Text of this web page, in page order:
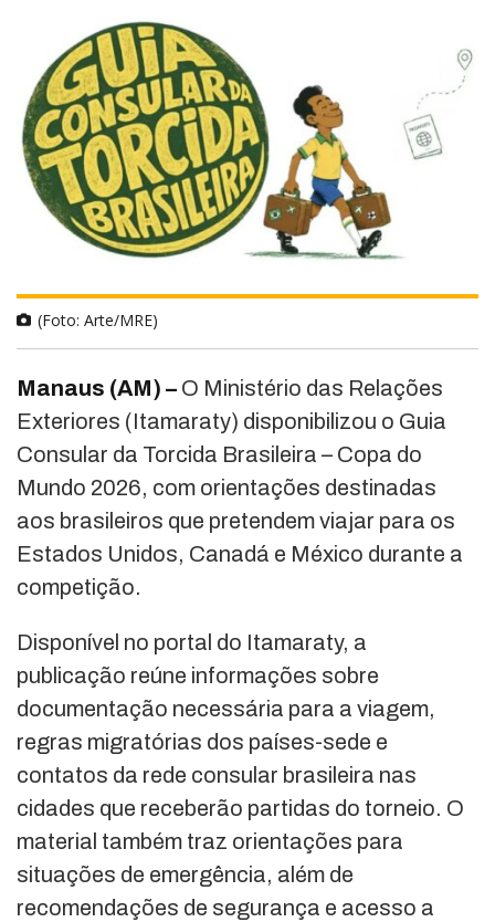
(Foto: Arte/MRE)
Manaus (AM) – O Ministério das Relações
Exteriores (Itamaraty) disponibilizou o Guia
Consular da Torcida Brasileira – Copa do
Mundo 2026, com orientações destinadas
aos brasileiros que pretendem viajar para os
Estados Unidos, Canadá e México durante a
competição.
Disponível no portal do Itamaraty, a
publicação reúne informações sobre
documentação necessária para a viagem,
regras migratórias dos países-sede e
contatos da rede consular brasileira nas
cidades que receberão partidas do torneio. O
material também traz orientações para
situações de emergência, além de
recomendações de segurança e acesso a